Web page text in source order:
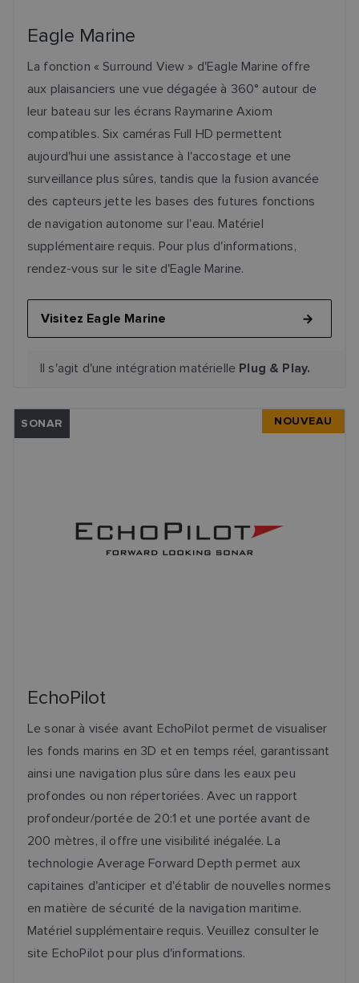
Eagle Marine
La fonction « Surround View » d'Eagle Marine offre
aux plaisanciers une vue dégagée à 360° autour de
leur bateau sur les écrans Raymarine Axiom
compatibles. Six caméras Full HD permettent
aujourd'hui une assistance à l'accostage et une
surveillance plus sûres, tandis que la fusion avancée
des capteurs jette les bases des futures fonctions
de navigation autonome sur l'eau. Matériel
supplémentaire requis. Pour plus d'informations,
rendez-vous sur le site d'Eagle Marine.
Visitez Eagle Marine
Il s'agit d'une intégration matérielle Plug & Play.
SONAR NOUVEAU
EchoPilot
Le sonar à visée avant EchoPilot permet de visualiser
les fonds marins en 3D et en temps réel, garantissant
ainsi une navigation plus sûre dans les eaux peu
profondes ou non répertoriées. Avec un rapport
profondeur/portée de 20:1 et une portée avant de
200 mètres, il offre une visibilité inégalée. La
technologie Average Forward Depth permet aux
capitaines d'anticiper et d'établir de nouvelles normes
en matière de sécurité de la navigation maritime.
Matériel supplémentaire requis. Veuillez consulter le
site EchoPilot pour plus d'informations.